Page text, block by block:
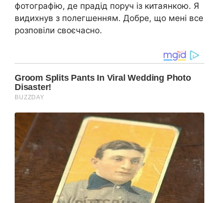
фотографію, де прадід поруч із китаянкою. Я
видихнув з полегшенням. Добре, що мені все
розповіли своєчасно.